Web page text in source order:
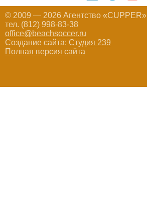
© 2009 — 2026 Агентство «CUPPER»
тел. (812) 998-83-38
office@beachsoccer.ru
Создание сайта: Студия 239
Полная версия сайта